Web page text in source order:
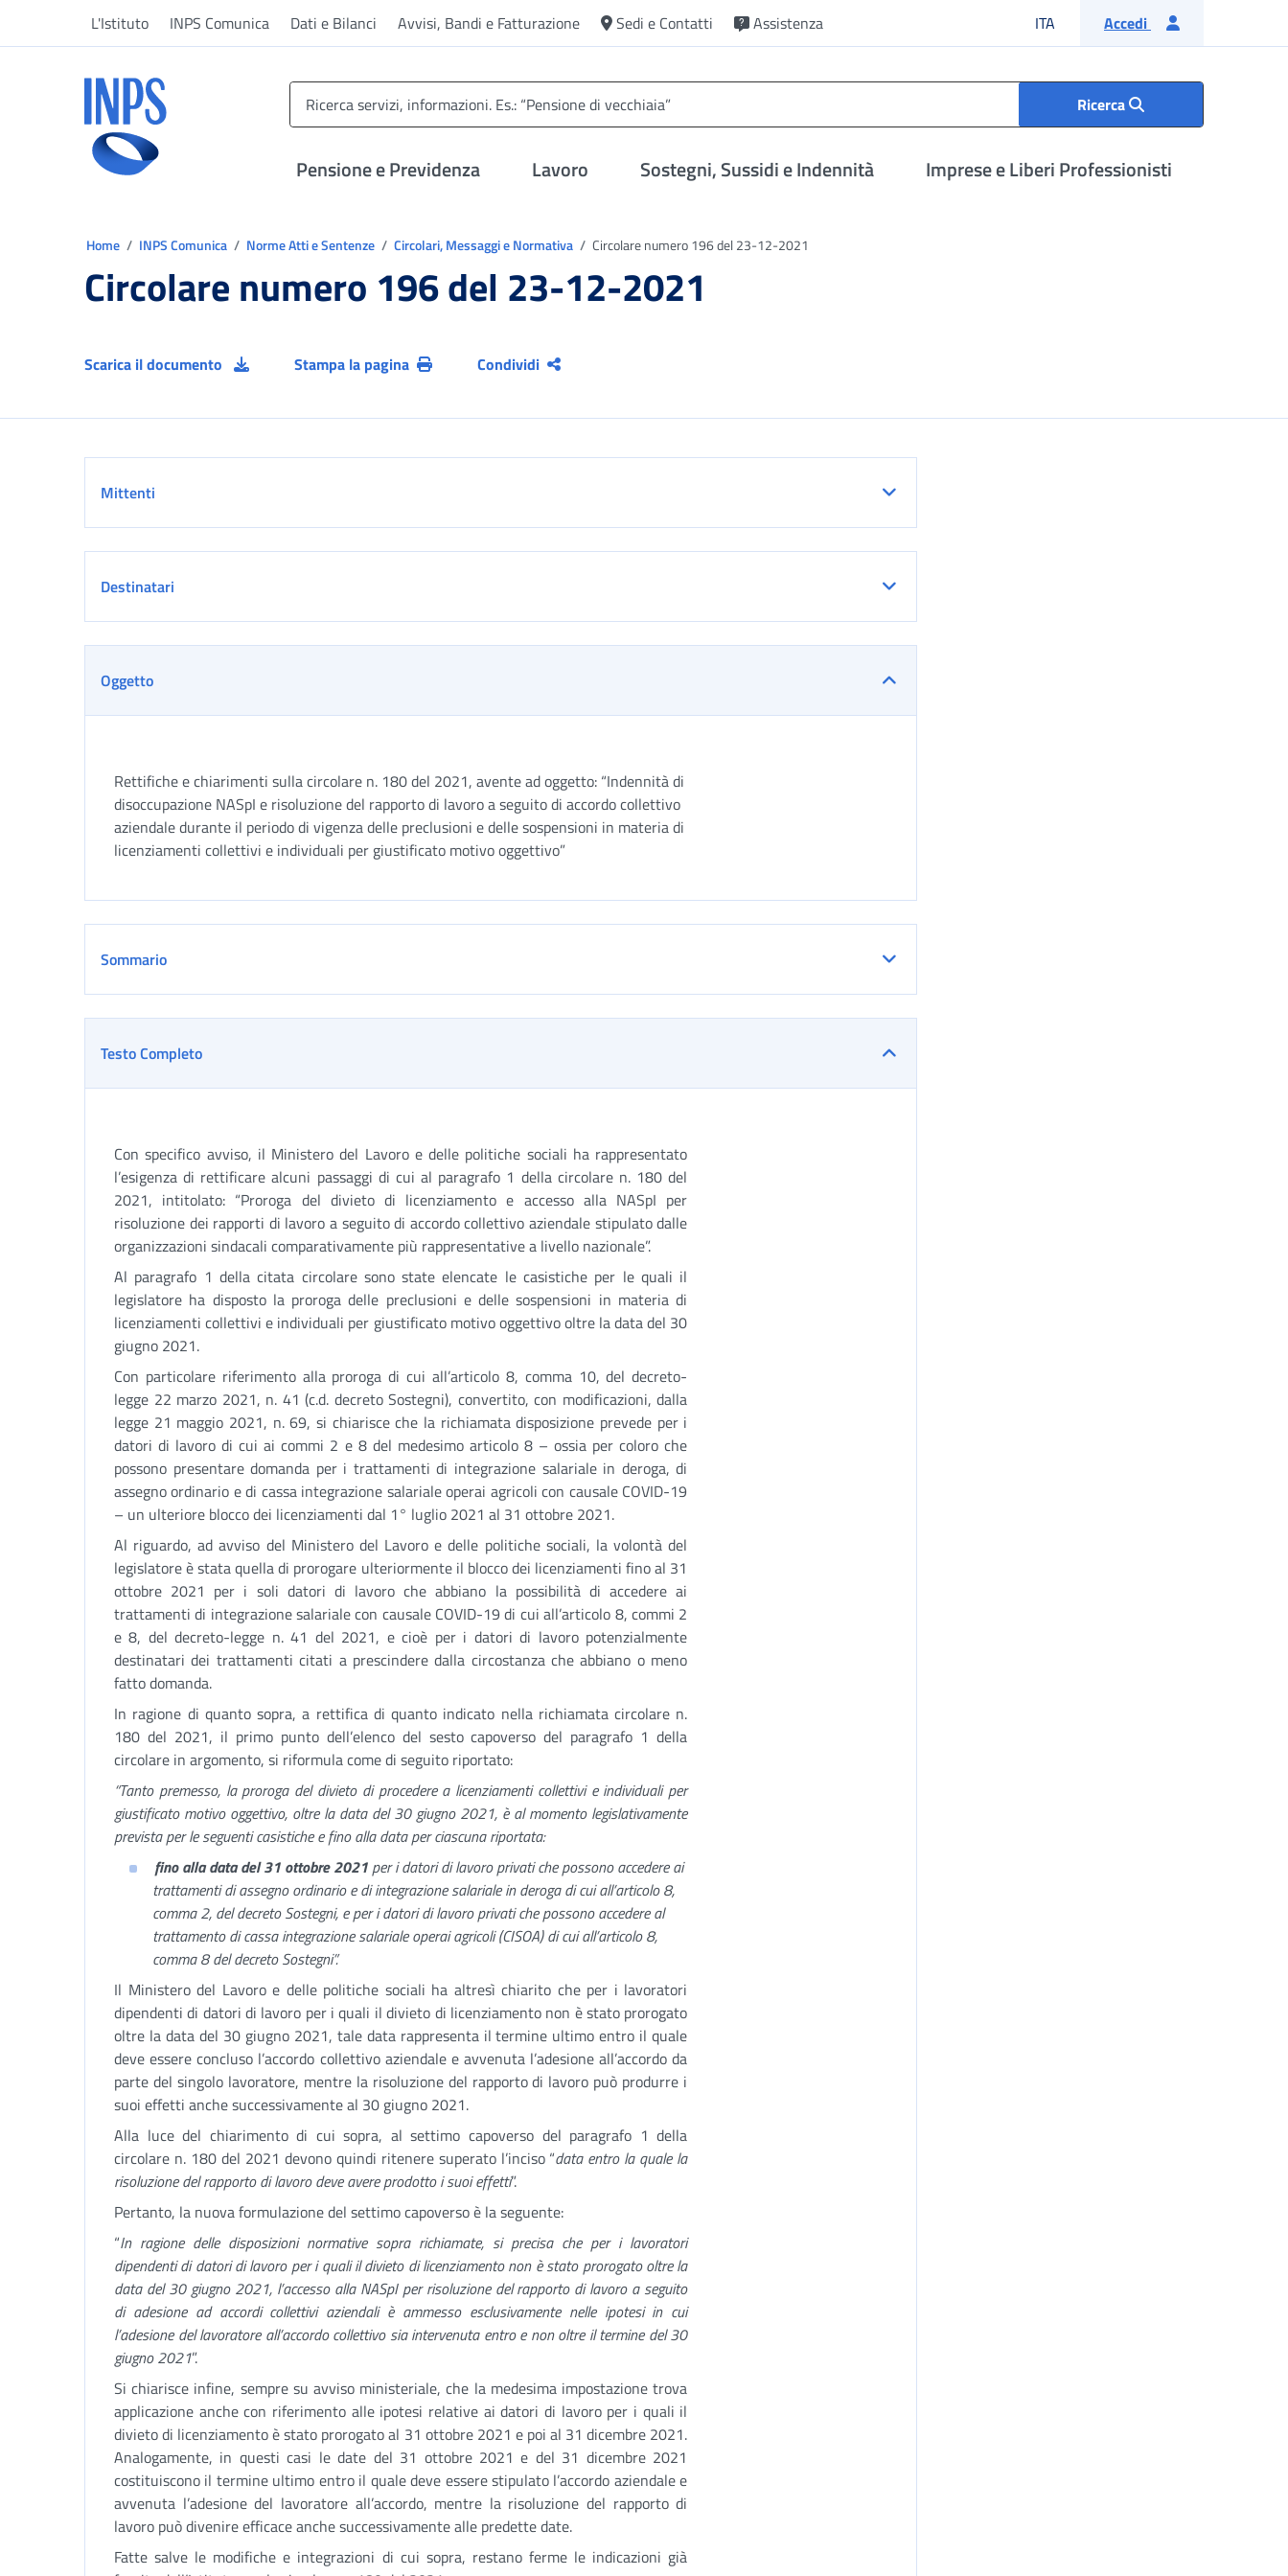
L'Istituto INPS Comunica Dati e Bilanci Avvisi, Bandi e Fatturazione Sedi e Contatti Assistenza ITA Lingua italiana
Accedi
Ricerca
Pensione e Previdenza Lavoro Sostegni, Sussidi e Indennità Imprese e Liberi Professionisti
Home INPS Comunica Norme Atti e Sentenze Circolari, Messaggi e Normativa Circolare numero 196 del 23-12-2021
Circolare numero 196 del 23-12-2021
Scarica il documento Stampa la pagina Condividi
Mittenti
Destinatari
Oggetto
Rettifiche e chiarimenti sulla circolare n. 180 del 2021, avente ad oggetto: “Indennità di
disoccupazione NASpI e risoluzione del rapporto di lavoro a seguito di accordo collettivo
aziendale durante il periodo di vigenza delle preclusioni e delle sospensioni in materia di
licenziamenti collettivi e individuali per giustificato motivo oggettivo”
Sommario
Testo Completo
Con specifico avviso, il Ministero del Lavoro e delle politiche sociali ha rappresentato
l’esigenza di rettificare alcuni passaggi di cui al paragrafo 1 della circolare n. 180 del
2021, intitolato: “Proroga del divieto di licenziamento e accesso alla NASpI per
risoluzione dei rapporti di lavoro a seguito di accordo collettivo aziendale stipulato dalle
organizzazioni sindacali comparativamente più rappresentative a livello nazionale”.
Al paragrafo 1 della citata circolare sono state elencate le casistiche per le quali il
legislatore ha disposto la proroga delle preclusioni e delle sospensioni in materia di
licenziamenti collettivi e individuali per giustificato motivo oggettivo oltre la data del 30
giugno 2021.
Con particolare riferimento alla proroga di cui all’articolo 8, comma 10, del decreto-
legge 22 marzo 2021, n. 41 (c.d. decreto Sostegni), convertito, con modificazioni, dalla
legge 21 maggio 2021, n. 69, si chiarisce che la richiamata disposizione prevede per i
datori di lavoro di cui ai commi 2 e 8 del medesimo articolo 8 – ossia per coloro che
possono presentare domanda per i trattamenti di integrazione salariale in deroga, di
assegno ordinario e di cassa integrazione salariale operai agricoli con causale COVID-19
– un ulteriore blocco dei licenziamenti dal 1° luglio 2021 al 31 ottobre 2021.
Al riguardo, ad avviso del Ministero del Lavoro e delle politiche sociali, la volontà del
legislatore è stata quella di prorogare ulteriormente il blocco dei licenziamenti fino al 31
ottobre 2021 per i soli datori di lavoro che abbiano la possibilità di accedere ai
trattamenti di integrazione salariale con causale COVID-19 di cui all’articolo 8, commi 2
e 8, del decreto-legge n. 41 del 2021, e cioè per i datori di lavoro potenzialmente
destinatari dei trattamenti citati a prescindere dalla circostanza che abbiano o meno
fatto domanda.
In ragione di quanto sopra, a rettifica di quanto indicato nella richiamata circolare n.
180 del 2021, il primo punto dell’elenco del sesto capoverso del paragrafo 1 della
circolare in argomento, si riformula come di seguito riportato:
“Tanto premesso, la proroga del divieto di procedere a licenziamenti collettivi e individuali per
giustificato motivo oggettivo, oltre la data del 30 giugno 2021, è al momento legislativamente
prevista per le seguenti casistiche e fino alla data per ciascuna riportata:
fino alla data del 31 ottobre 2021 per i datori di lavoro privati che possono accedere ai
trattamenti di assegno ordinario e di integrazione salariale in deroga di cui all’articolo 8,
comma 2, del decreto Sostegni, e per i datori di lavoro privati che possono accedere al
trattamento di cassa integrazione salariale operai agricoli (CISOA) di cui all’articolo 8,
comma 8 del decreto Sostegni”.
Il Ministero del Lavoro e delle politiche sociali ha altresì chiarito che per i lavoratori
dipendenti di datori di lavoro per i quali il divieto di licenziamento non è stato prorogato
oltre la data del 30 giugno 2021, tale data rappresenta il termine ultimo entro il quale
deve essere concluso l’accordo collettivo aziendale e avvenuta l’adesione all’accordo da
parte del singolo lavoratore, mentre la risoluzione del rapporto di lavoro può produrre i
suoi effetti anche successivamente al 30 giugno 2021.
Alla luce del chiarimento di cui sopra, al settimo capoverso del paragrafo 1 della
circolare n. 180 del 2021 devono quindi ritenere superato l’inciso “data entro la quale la
risoluzione del rapporto di lavoro deve avere prodotto i suoi effetti”.
Pertanto, la nuova formulazione del settimo capoverso è la seguente:
“In ragione delle disposizioni normative sopra richiamate, si precisa che per i lavoratori
dipendenti di datori di lavoro per i quali il divieto di licenziamento non è stato prorogato oltre la
data del 30 giugno 2021, l’accesso alla NASpI per risoluzione del rapporto di lavoro a seguito
di adesione ad accordi collettivi aziendali è ammesso esclusivamente nelle ipotesi in cui
l’adesione del lavoratore all’accordo collettivo sia intervenuta entro e non oltre il termine del 30
giugno 2021”.
Si chiarisce infine, sempre su avviso ministeriale, che la medesima impostazione trova
applicazione anche con riferimento alle ipotesi relative ai datori di lavoro per i quali il
divieto di licenziamento è stato prorogato al 31 ottobre 2021 e poi al 31 dicembre 2021.
Analogamente, in questi casi le date del 31 ottobre 2021 e del 31 dicembre 2021
costituiscono il termine ultimo entro il quale deve essere stipulato l’accordo aziendale e
avvenuta l’adesione del lavoratore all’accordo, mentre la risoluzione del rapporto di
lavoro può divenire efficace anche successivamente alle predette date.
Fatte salve le modifiche e integrazioni di cui sopra, restano ferme le indicazioni già